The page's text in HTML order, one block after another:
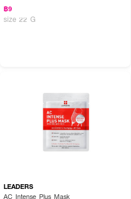
฿9
size 22 G
LEADERS
AC Intense Plus Mask